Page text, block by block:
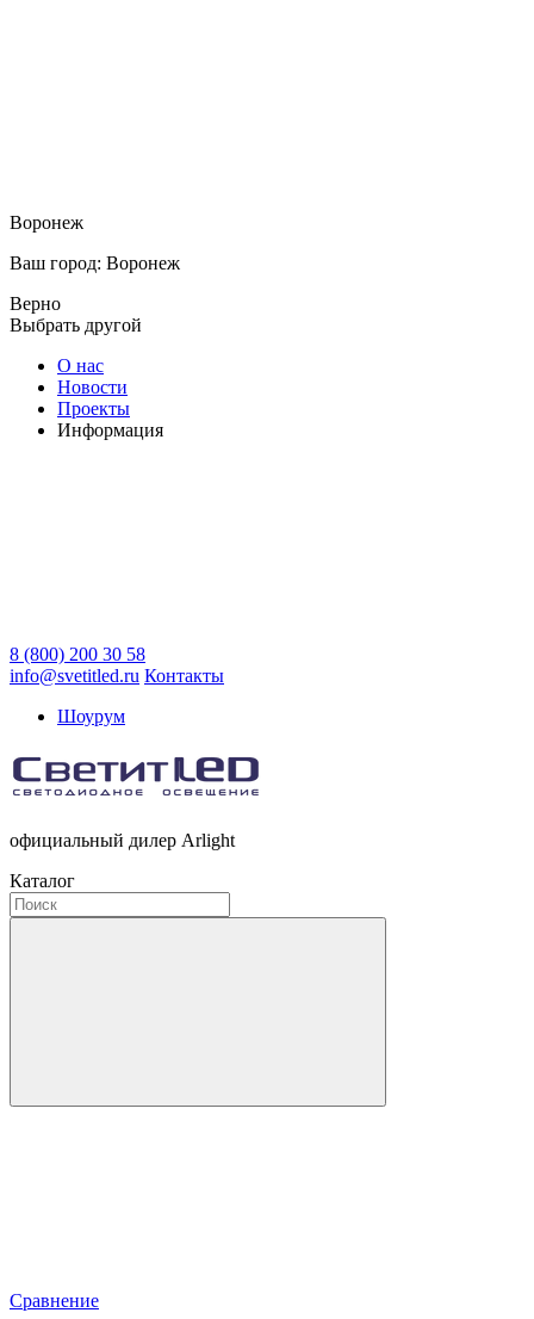
Воронеж
Ваш город: Воронеж
Верно
Выбрать другой
О нас
Новости
Проекты
Информация
8 (800) 200 30 58
info@svetitled.ru Контакты
Шоурум
официальный дилер Arlight
Каталог
Сравнение